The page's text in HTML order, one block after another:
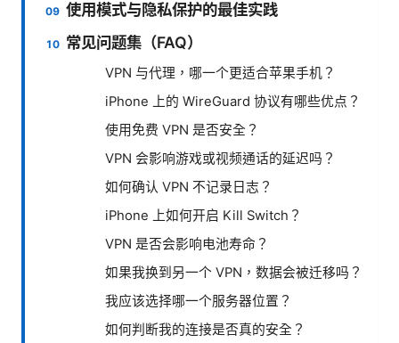
使用模式与隐私保护的最佳实践
常见问题集（FAQ）
VPN 与代理，哪一个更适合苹果手机？
iPhone 上的 WireGuard 协议有哪些优点？
使用免费 VPN 是否安全？
VPN 会影响游戏或视频通话的延迟吗？
如何确认 VPN 不记录日志？
iPhone 上如何开启 Kill Switch？
VPN 是否会影响电池寿命？
如果我换到另一个 VPN，数据会被迁移吗？
我应该选择哪一个服务器位置？
如何判断我的连接是否真的安全？